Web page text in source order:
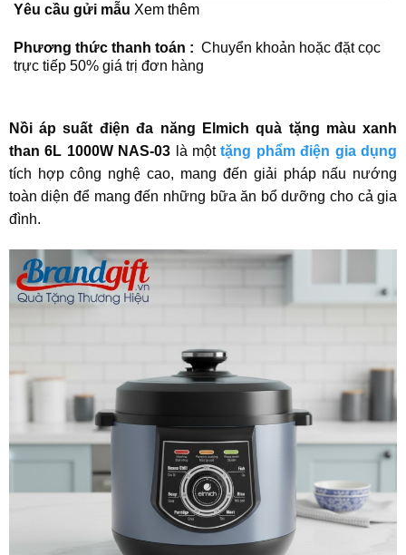
Yêu cầu gửi mẫu Xem thêm
Phương thức thanh toán : Chuyển khoản hoặc đặt cọc
trực tiếp 50% giá trị đơn hàng
Nồi áp suất điện đa năng Elmich quà tặng màu xanh
than 6L 1000W NAS-03 là mộttặng phẩm điện gia dụng
tích hợp công nghệ cao, mang đến giải pháp nấu nướng
toàn diện để mang đến những bữa ăn bổ dưỡng cho cả gia
đình.